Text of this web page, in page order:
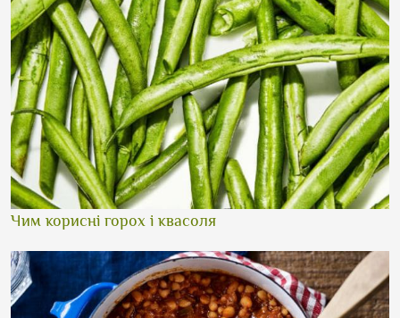
Чим корисні горох і квасоля